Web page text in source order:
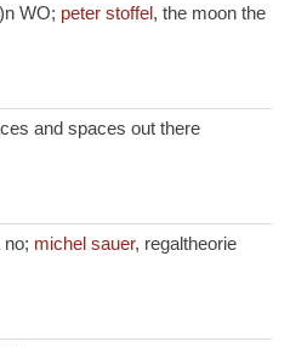
WO; peter stoffel, the moon the
and spaces out there
no; michel sauer, regaltheorie